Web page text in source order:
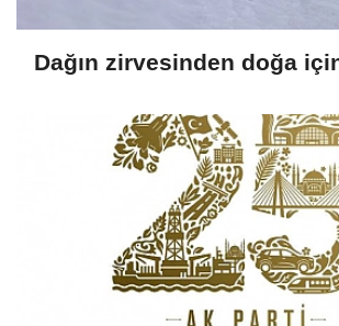
Dağın zirvesinden doğa